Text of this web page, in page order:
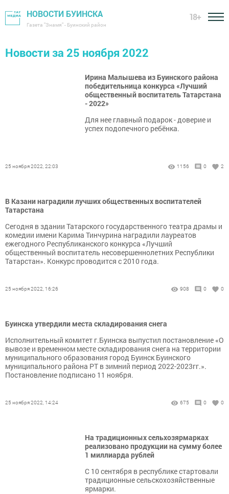
НОВОСТИ БУИНСКА
Газета "Знамя" - Буинский район
18+
Новости за 25 ноября 2022
Ирина Малышева из Буинского района
победительница конкурса «Лучший
общественный воспитатель Татарстана
- 2022»
Для нее главный подарок - доверие и
успех подопечного ребёнка.
25 ноября 2022, 22:03 1156 0 2
В Казани наградили лучших общественных воспитателей
Татарстана
Сегодня в здании Татарского государственного театра драмы и
комедии имени Карима Тинчурина наградили лауреатов
ежегодного Республиканского конкурса «Лучший
общественный воспитатель несовершеннолетних Республики
Татарстан». Конкурс проводится с 2010 года.
25 ноября 2022, 16:26 908 0 0
Буинска утвердили места складирования снега
Исполнительный комитет г.Буинска выпустил постановление «О
вывозе и временном месте складирования снега на территории
муниципального образования город Буинск Буинского
муниципального района РТ в зимний период 2022-2023гг.».
Постановление подписано 11 ноября.
25 ноября 2022, 14:24 675 0 0
На традиционных сельхозярмарках
реализовано продукции на сумму более
1 миллиарда рублей
С 10 сентября в республике стартовали
традиционные сельскохозяйственные
ярмарки.